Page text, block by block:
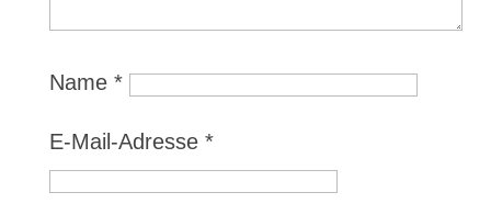
Name *
E-Mail-Adresse *